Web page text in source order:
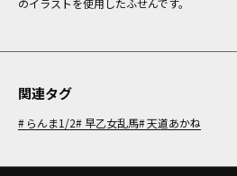
関連タグ
らんま1/2 早乙女乱馬 天道あかね